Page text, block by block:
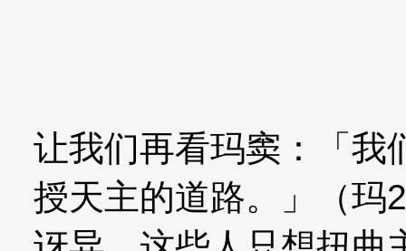
让我们再看玛窦：「我
授天主的道路。」（玛